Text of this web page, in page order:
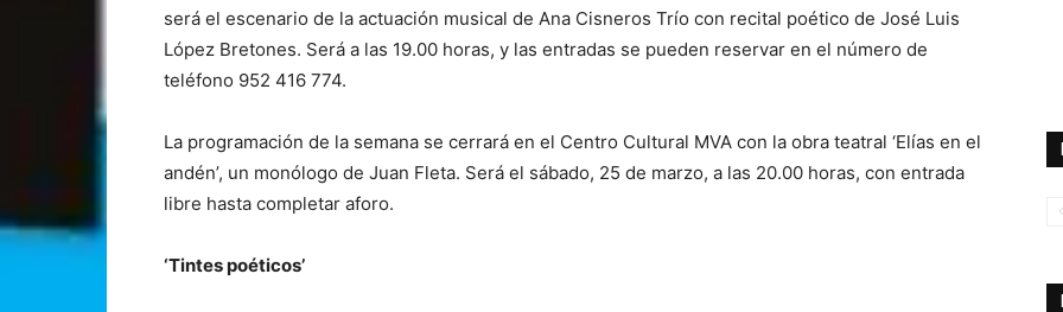
será el escenario de la actuación musical de Ana Cisneros Trío con recital poético de José Luis
López Bretones. Será a las 19.00 horas, y las entradas se pueden reservar en el número de
teléfono 952 416 774.
La programación de la semana se cerrará en el Centro Cultural MVA con la obra teatral ‘Elías en el
andén’, un monólogo de Juan Fleta. Será el sábado, 25 de marzo, a las 20.00 horas, con entrada
libre hasta completar aforo.
‘Tintes poéticos’